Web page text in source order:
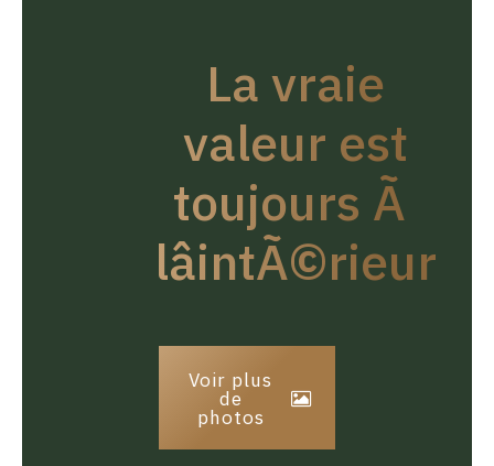
La vraie
valeur est
toujours Ã
lâintÃ©rieur
Voir plus
de
photos